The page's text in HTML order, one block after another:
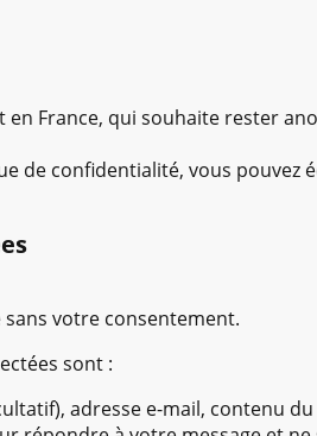
France, qui souhaite rester
de confidentialité, vous pouvez
sans votre consentement.
sont :
adresse e-mail, contenu du